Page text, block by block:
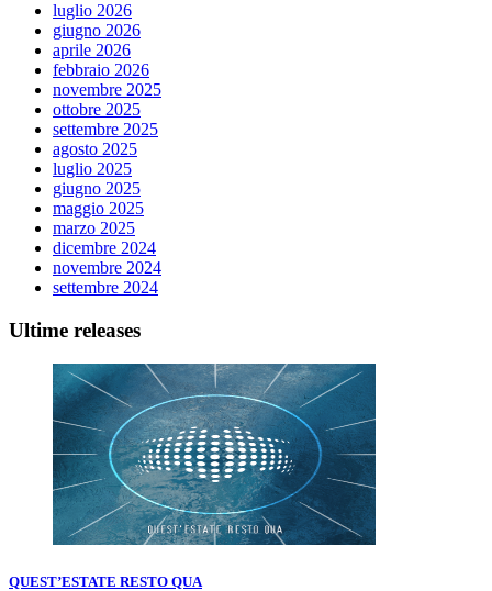
luglio 2026
giugno 2026
aprile 2026
febbraio 2026
novembre 2025
ottobre 2025
settembre 2025
agosto 2025
luglio 2025
giugno 2025
maggio 2025
marzo 2025
dicembre 2024
novembre 2024
settembre 2024
Ultime releases
QUEST’ESTATE RESTO QUA